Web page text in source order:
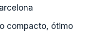
compacto, ótimo